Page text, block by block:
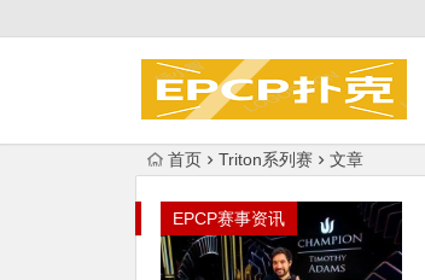
首页 Triton系列赛 文章
EPCP赛事资讯